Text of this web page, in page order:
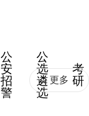
公
安
招
警
公
选
遴
选
考
研
更多